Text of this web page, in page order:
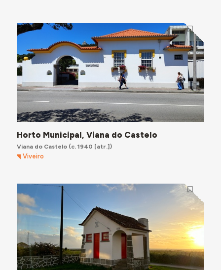
Horto Municipal, Viana do Castelo
Viana do Castelo(c. 1940 [atr.])
Viveiro